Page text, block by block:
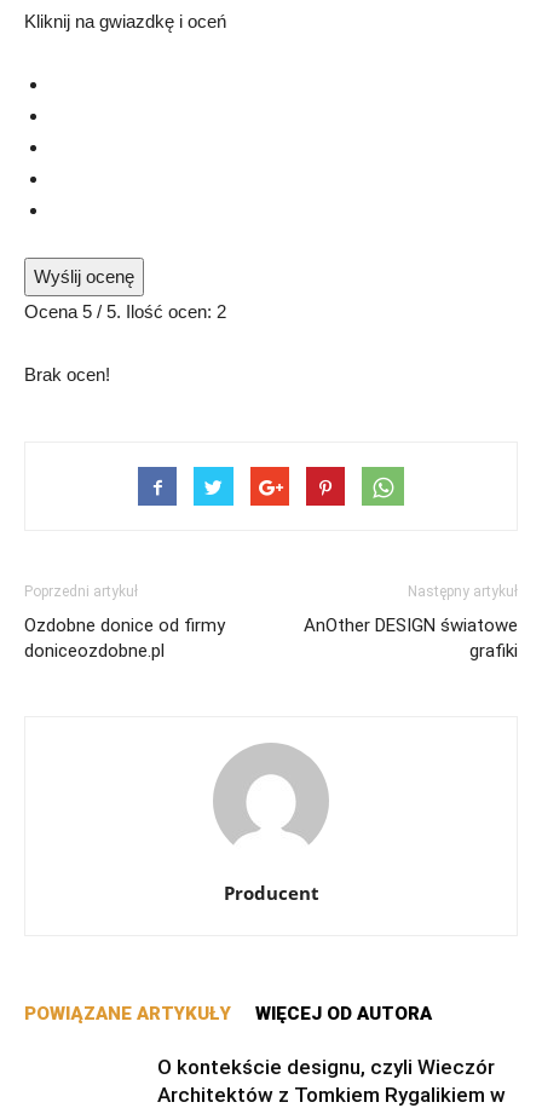
Kliknij na gwiazdkę i oceń
Wyślij ocenę
Ocena 5 / 5. Ilość ocen: 2
Brak ocen!
Poprzedni artykuł
Ozdobne donice od firmy
doniceozdobne.pl
Następny artykuł
AnOther DESIGN światowe
grafiki
Producent
POWIĄZANE ARTYKUŁY WIĘCEJ OD AUTORA
O kontekście designu, czyli Wieczór
Architektów z Tomkiem Rygalikiem w